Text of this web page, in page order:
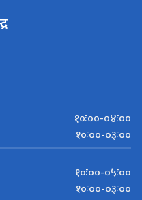
१०ः००-०४ः००
१०ः००-०३ः००
१०ः००-०५ः००
१०ः००-०३ः००